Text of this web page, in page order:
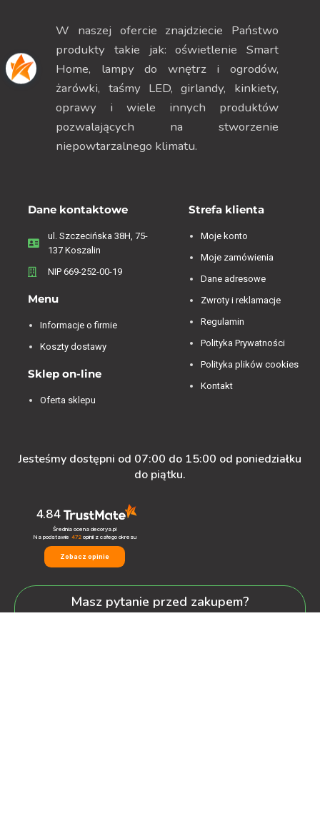
W naszej ofercie znajdziecie Państwo
produkty takie jak: oświetlenie Smart
Home, lampy do wnętrz i ogrodów,
żarówki, taśmy LED, girlandy, kinkiety,
oprawy i wiele innych produktów
pozwalających na stworzenie
niepowtarzalnego klimatu.
Dane kontaktowe
ul. Szczecińska 38H, 75-
137 Koszalin
NIP 669-252-00-19
Menu
Informacje o firmie
Koszty dostawy
Sklep on-line
Oferta sklepu
Strefa klienta
Moje konto
Moje zamówienia
Dane adresowe
Zwroty i reklamacje
Regulamin
Polityka Prywatności
Polityka plików cookies
Kontakt
Jesteśmy dostępni od 07:00 do 15:00 od poniedziałku
do piątku.
4.84
Średnia ocena decorya.pl
Na podstawie 472opinii z całego okresu
Zobacz opinie
Masz pytanie przed zakupem?